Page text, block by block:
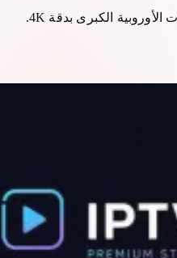
تهيمن تقنية Strong 4K على عمليات البحث عبر IPTV في المغرب عن كرة القدم والرياضات المتميزة. يختارها المستخدمون لمشاهدة beIN Sports وCanal+ UHD والمسابقات الأوروبية الكبرى بدقة 4K.